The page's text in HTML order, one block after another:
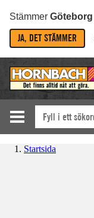
Stämmer Göteborg
JA, DET STÄMMER
Startsida